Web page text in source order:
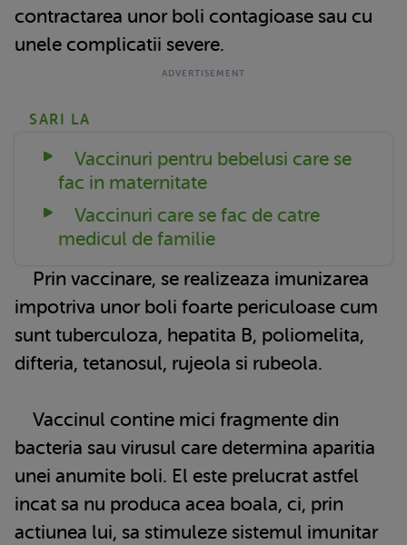
contractarea unor boli contagioase sau cu
unele complicatii severe.
SARI LA
Vaccinuri pentru bebelusi care se
fac in maternitate
Vaccinuri care se fac de catre
medicul de familie
Prin vaccinare, se realizeaza imunizarea
impotriva unor boli foarte periculoase cum
sunt tuberculoza, hepatita B, poliomelita,
difteria, tetanosul, rujeola si rubeola.
Vaccinul contine mici fragmente din
bacteria sau virusul care determina aparitia
unei anumite boli. El este prelucrat astfel
incat sa nu produca acea boala, ci, prin
actiunea lui, sa stimuleze sistemul imunitar